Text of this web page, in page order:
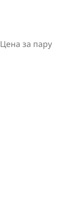
Цена за пару